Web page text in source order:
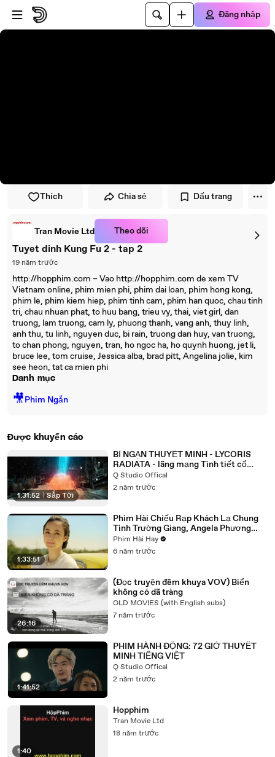
Đi đến trình phát
Đi đến nội dung chính
Đăng nhập
Thích Chia sẻ Dấu trang
Tran Movie Ltd Theo dõi
Tuyet dinh Kung Fu 2 - tap 2
19 năm trước
http://hopphim.com – Vao http://hopphim.com de xem TV
Vietnam online, phim mien phi, phim dai loan, phim hong kong,
phim le, phim kiem hiep, phim tinh cam, phim han quoc, chau tinh
tri, chau nhuan phat, to huu bang, trieu vy, thai, viet girl, dan
truong, lam truong, cam ly, phuong thanh, vang anh, thuy linh,
anh thu, tu linh, nguyen duc, bi rain, truong dan huy, van truong,
to chan phong, nguyen, tran, ho ngoc ha, ho quynh huong, jet li,
bruce lee, tom cruise, Jessica alba, brad pitt, Angelina jolie, kim
see heon, tat ca mien phi
Danh mục
🎥Phim Ngắn
Được khuyến cáo
1:31:52 Sắp Tới
BỈ NGẠN THUYẾT MINH - LYCORIS
RADIATA - lãng mạng Tình tiết cổ
trang
Q Studio Offical
2 năm trước
1:33:51
Phim Hài Chiếu Rạp Khách Lạ Chung
Tình Trường Giang, Angela Phương
Trinh Mới Nhất
Phim Hài Hay
6 năm trước
26:16
(Đọc truyện đêm khuya VOV) Biển
không có dã tràng
OLD MOVIES (with English subs)
7 năm trước
1:41:52
PHIM HÀNH ĐỘNG: 72 GIỜ THUYẾT
MINH TIẾNG VIỆT
Q Studio Offical
2 năm trước
1:40
Hopphim
Tran Movie Ltd
18 năm trước